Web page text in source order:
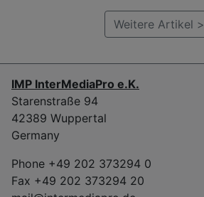
Weitere Artikel >
IMP InterMediaPro e.K.
Starenstraße 94
42389 Wuppertal
Germany
Phone +49 202 373294 0
Fax +49 202 373294 20